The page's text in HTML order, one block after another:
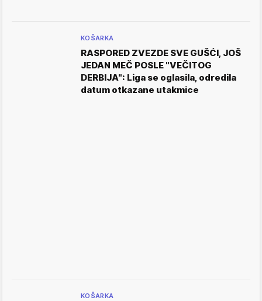
KOŠARKA
RASPORED ZVEZDE SVE GUŠĆI, JOŠ
JEDAN MEČ POSLE "VEČITOG
DERBIJA": Liga se oglasila, odredila
datum otkazane utakmice
KOŠARKA